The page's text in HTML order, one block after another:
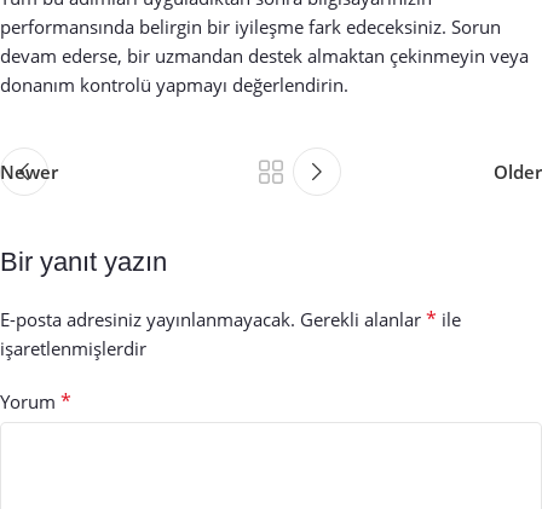
performansında belirgin bir iyileşme fark edeceksiniz. Sorun
devam ederse, bir uzmandan destek almaktan çekinmeyin veya
donanım kontrolü yapmayı değerlendirin.
Newer Older
Bir yanıt yazın
E-posta adresiniz yayınlanmayacak. Gerekli alanlar * ile
işaretlenmişlerdir
Yorum *